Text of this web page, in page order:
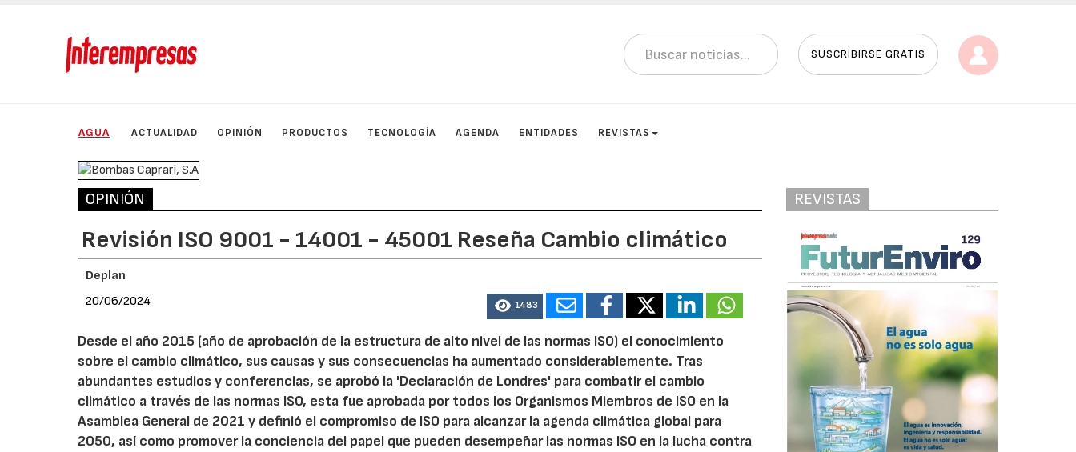
SUSCRIBIRSE GRATIS
AGUA ACTUALIDAD OPINIÓN PRODUCTOS TECNOLOGÍA AGENDA ENTIDADES REVISTAS
OPINIÓN
Revisión ISO 9001 - 14001 - 45001 Reseña Cambio climático
Deplan
20/06/2024
1483
Desde el año 2015 (año de aprobación de la estructura de alto nivel de las normas ISO) el conocimiento
sobre el cambio climático, sus causas y sus consecuencias ha aumentado considerablemente. Tras
abundantes estudios y conferencias, se aprobó la 'Declaración de Londres' para combatir el cambio
climático a través de las normas ISO, esta fue aprobada por todos los Organismos Miembros de ISO en la
Asamblea General de 2021 y definió el compromiso de ISO para alcanzar la agenda climática global para
2050, así como promover la conciencia del papel que pueden desempeñar las normas ISO en la lucha contra
REVISTAS